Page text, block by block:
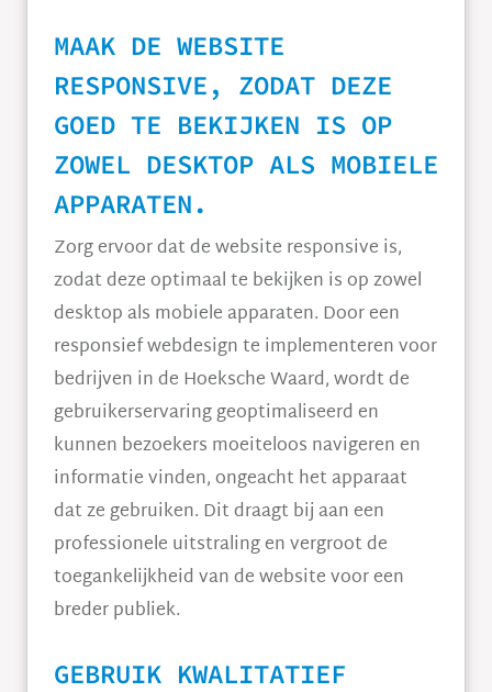
MAAK DE WEBSITE
RESPONSIVE, ZODAT DEZE
GOED TE BEKIJKEN IS OP
ZOWEL DESKTOP ALS MOBIELE
APPARATEN.
Zorg ervoor dat de website responsive is,
zodat deze optimaal te bekijken is op zowel
desktop als mobiele apparaten. Door een
responsief webdesign te implementeren voor
bedrijven in de Hoeksche Waard, wordt de
gebruikerservaring geoptimaliseerd en
kunnen bezoekers moeiteloos navigeren en
informatie vinden, ongeacht het apparaat
dat ze gebruiken. Dit draagt bij aan een
professionele uitstraling en vergroot de
toegankelijkheid van de website voor een
breder publiek.
GEBRUIK KWALITATIEF